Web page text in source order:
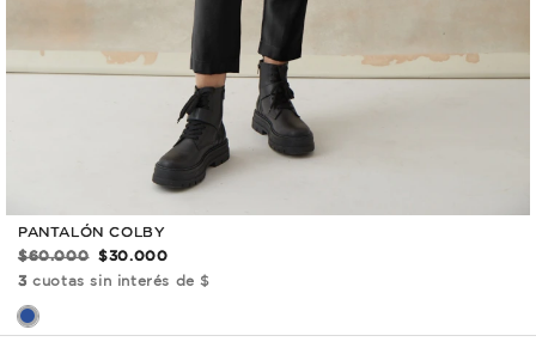
PANTALÓN COLBY
$60.000
$30.000
3 cuotas sin interés de $